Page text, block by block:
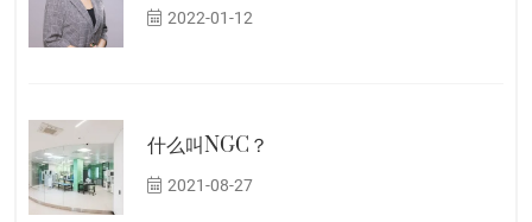
2022-01-12
什么叫NGC？
2021-08-27